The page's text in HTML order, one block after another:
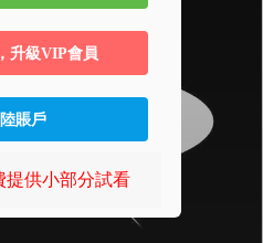
升級VIP會員
賬戶
提供小部分試看